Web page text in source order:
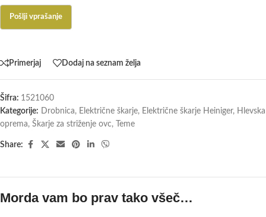
Primerjaj Dodaj na seznam želja
Šifra: 1521060
Kategorije: Drobnica, Električne škarje, Električne škarje Heiniger, Hlevska
oprema, Škarje za striženje ovc, Teme
Share:
Morda vam bo prav tako všeč…